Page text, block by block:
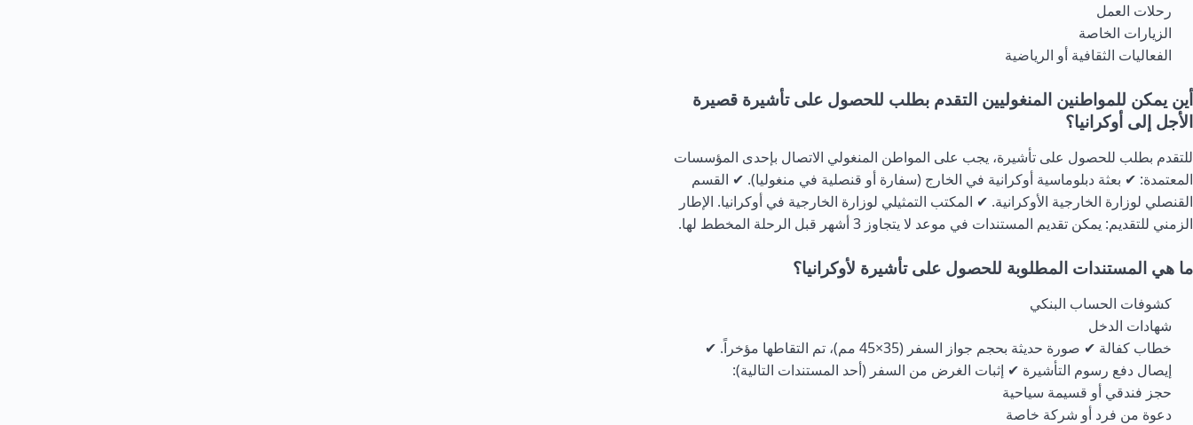
رحلات العمل
الزيارات الخاصة
الفعاليات الثقافية أو الرياضية
أين يمكن للمواطنين المنغوليين التقدم بطلب للحصول على تأشيرة قصيرة
الأجل إلى أوكرانيا؟
للتقدم بطلب للحصول على تأشيرة، يجب على المواطن المنغولي الاتصال بإحدى المؤسسات
المعتمدة: ✔ بعثة دبلوماسية أوكرانية في الخارج (سفارة أو قنصلية في منغوليا). ✔ القسم
القنصلي لوزارة الخارجية الأوكرانية. ✔ المكتب التمثيلي لوزارة الخارجية في أوكرانيا. الإطار
الزمني للتقديم: يمكن تقديم المستندات في موعد لا يتجاوز 3 أشهر قبل الرحلة المخطط لها.
ما هي المستندات المطلوبة للحصول على تأشيرة لأوكرانيا؟
كشوفات الحساب البنكي
شهادات الدخل
خطاب كفالة ✔ صورة حديثة بحجم جواز السفر (35×45 مم)، تم التقاطها مؤخراً. ✔
إيصال دفع رسوم التأشيرة ✔ إثبات الغرض من السفر (أحد المستندات التالية):
حجز فندقي أو قسيمة سياحية
دعوة من فرد أو شركة خاصة